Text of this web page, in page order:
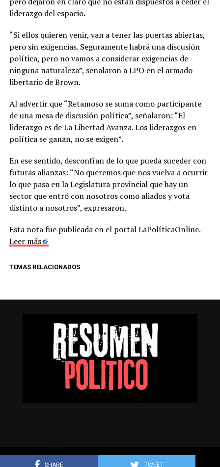
SHARE TWEET
liderazgo del espacio.
“Si ellos quieren venir, van a tener las puertas abiertas,
pero sin exigencias. Seguramente habrá una discusión
política, pero no vamos a considerar exigencias de
ninguna naturaleza”, señalaron a LPO en el armado
libertario de Brown.
Al advertir que “Retamoso se suma como participante
de una mesa de discusión política”, señalaron: “El
liderazgo es de La Libertad Avanza. Los liderazgos en
política se ganan, no se exigen”.
En ese sentido, desconfían de lo que pueda suceder con
futuras alianzas: “No queremos que nos vuelva a ocurrir
lo que pasa en la Legislatura provincial que hay un
sector que entró con nosotros como aliados y vota
distinto a nosotros”, expresaron.
Esta nota fue publicada en el portal LaPolíticaOnline.
Leer más
TEMAS RELACIONADOS
Resumen Político © Todos los derechos reservados.